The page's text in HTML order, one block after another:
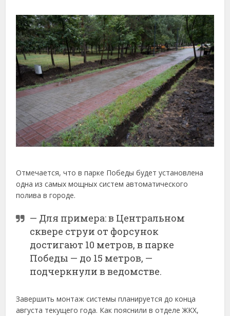
Отмечается, что в парке Победы будет установлена
одна из самых мощных систем автоматического
полива в городе.
— Для примера: в Центральном
сквере струи от форсунок
достигают 10 метров, в парке
Победы — до 15 метров, —
подчеркнули в ведомстве.
Завершить монтаж системы планируется до конца
августа текущего года. Как пояснили в отделе ЖКХ,